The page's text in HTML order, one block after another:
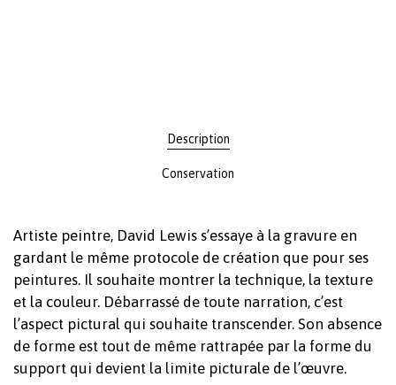
Description
Conservation
Artiste peintre, David Lewis s’essaye à la gravure en
gardant le même protocole de création que pour ses
peintures. Il souhaite montrer la technique, la texture
et la couleur. Débarrassé de toute narration, c’est
l’aspect pictural qui souhaite transcender. Son absence
de forme est tout de même rattrapée par la forme du
support qui devient la limite picturale de l’œuvre.